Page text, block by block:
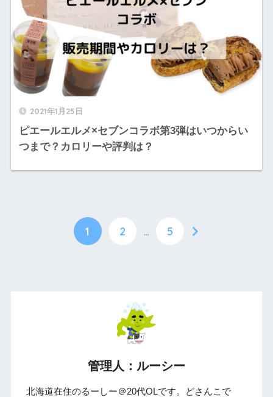
2021年1月25日
ピエールエルメ×セブンコラボ第3弾はいつからい
つまで？カロリーや評判は？
1 2 … 5
管理人：ルーシー
北海道在住のるーしー＠20代OLです。どさんこで